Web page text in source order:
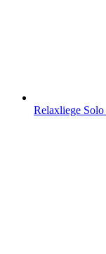
Relaxliege Solo